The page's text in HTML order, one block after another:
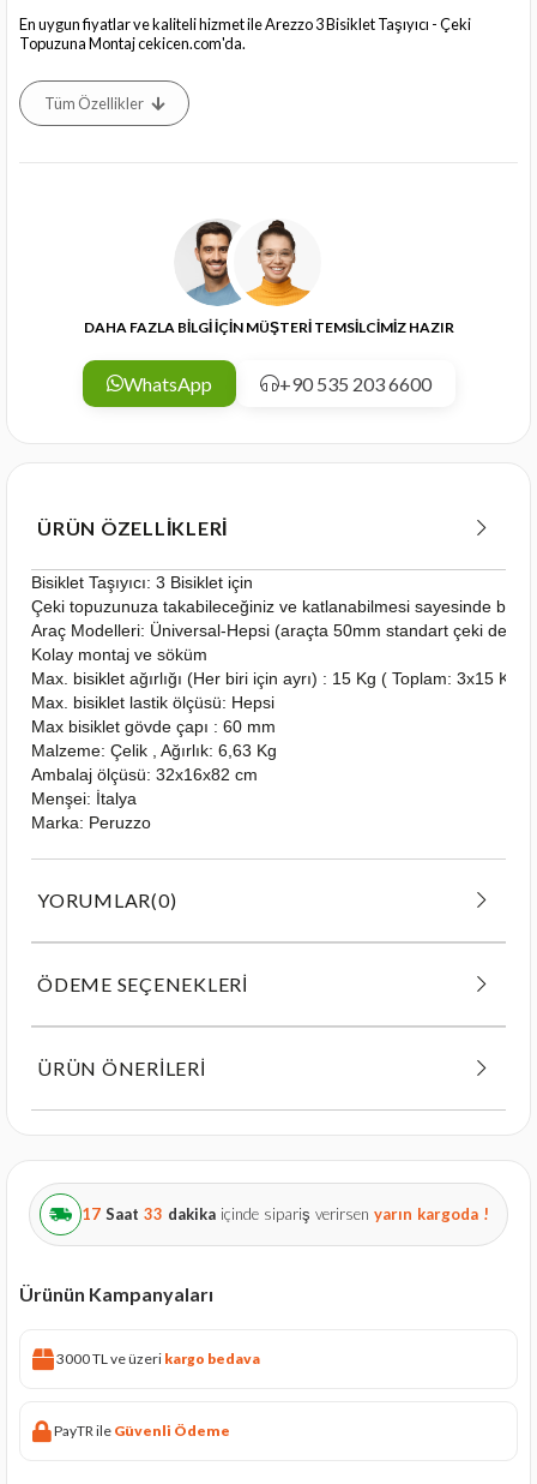
En uygun fiyatlar ve kaliteli hizmet ile Arezzo 3 Bisiklet Taşıyıcı - Çeki
Topuzuna Montaj cekicen.com'da.
Tüm Özellikler
DAHA FAZLA BİLGİ İÇİN MÜŞTERİ TEMSİLCİMİZ HAZIR
WhatsApp +90 535 203 6600
ÜRÜN ÖZELLIKLERI
Bisiklet Taşıyıcı: 3 Bisiklet için
Çeki topuzunuza takabileceğiniz ve katlanabilmesi sayesinde
Araç Modelleri: Üniversal-Hepsi (araçta 50mm standart çeki
Kolay montaj ve söküm
Max. bisiklet ağırlığı (Her biri için ayrı) : 15 Kg ( Toplam: 3x15 Kg)
Max. bisiklet lastik ölçüsü: Hepsi
Max bisiklet gövde çapı : 60 mm
Malzeme: Çelik , Ağırlık: 6,63 Kg
Ambalaj ölçüsü: 32x16x82 cm
Menşei: İtalya
Marka: Peruzzo
YORUMLAR(0)
ÖDEME SEÇENEKLERI
ÜRÜN ÖNERILERI
17 Saat 33 dakika içinde sipariş verirsen yarın kargoda !
Ürünün Kampanyaları
3000 TL ve üzeri kargo bedava
PayTR ile Güvenli Ödeme